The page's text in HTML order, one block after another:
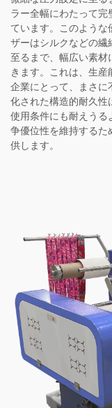
ラー全幅にわたって
ています。このよう
ザーはシルクなどの繊
至るまで、幅広い素
きます。これは、生
企業にとって、まさに
化された構造的耐久
使用条件にも耐えう
争優位性を維持するた
供します。